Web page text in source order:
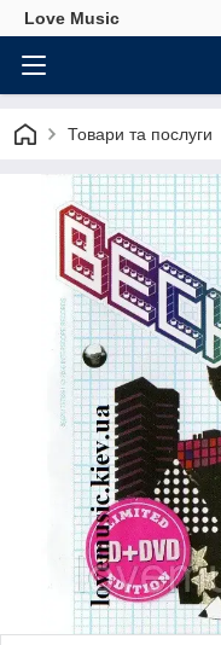
Love Music
Товари та послуги